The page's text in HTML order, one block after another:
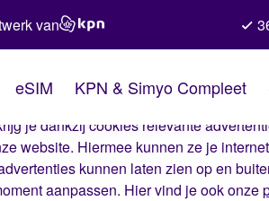
Met deze cookies zorgen wij ervoor dat
je dankzij cookies relevante
website. Hiermee kunnen ze je
kunnen laten zien op en
aanpassen. Hier vind je ook onze
van
eSIM KPN & Simyo Compleet